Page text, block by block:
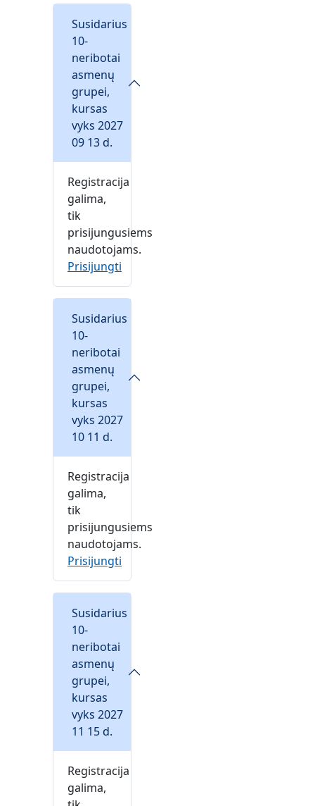
Susidarius
10-
neribotai
asmenų
grupei,
kursas
vyks 2027
09 13 d.
Registracija
galima,
tik
prisijungusiems
naudotojams.
Prisijungti
Susidarius
10-
neribotai
asmenų
grupei,
kursas
vyks 2027
10 11 d.
Registracija
galima,
tik
prisijungusiems
naudotojams.
Prisijungti
Susidarius
10-
neribotai
asmenų
grupei,
kursas
vyks 2027
11 15 d.
Registracija
galima,